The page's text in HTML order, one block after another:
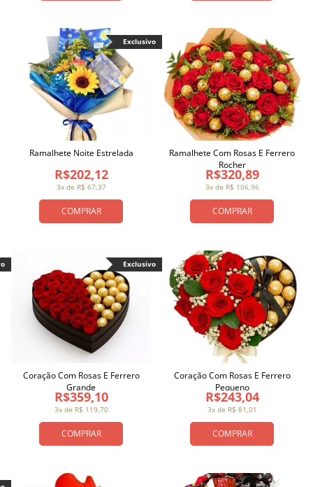
COMPRAR
3x de R$ 67,37
R$202,12
Ramalhete Noite Estrelada
Exclusivo
COMPRAR
3x de R$ 106,96
R$320,89
Ramalhete Com Rosas E Ferrero
Rocher
COMPRAR
3x de R$ 119,70
R$359,10
Coração Com Rosas E Ferrero
Grande
Exclusivo
COMPRAR
3x de R$ 81,01
R$243,04
Coração Com Rosas E Ferrero
Pequeno